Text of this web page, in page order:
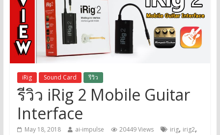
iRig Sound Card รีวิว
รีวิว iRig 2 Mobile Guitar
Interface
May 18, 2018 ai-impulse 20449 Views irig, irig2,